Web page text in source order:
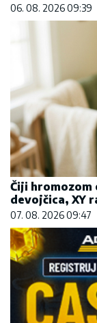
06. 08. 2026 09:39
Čiji hromozom
devojčica, XY
07. 08. 2026 09:47